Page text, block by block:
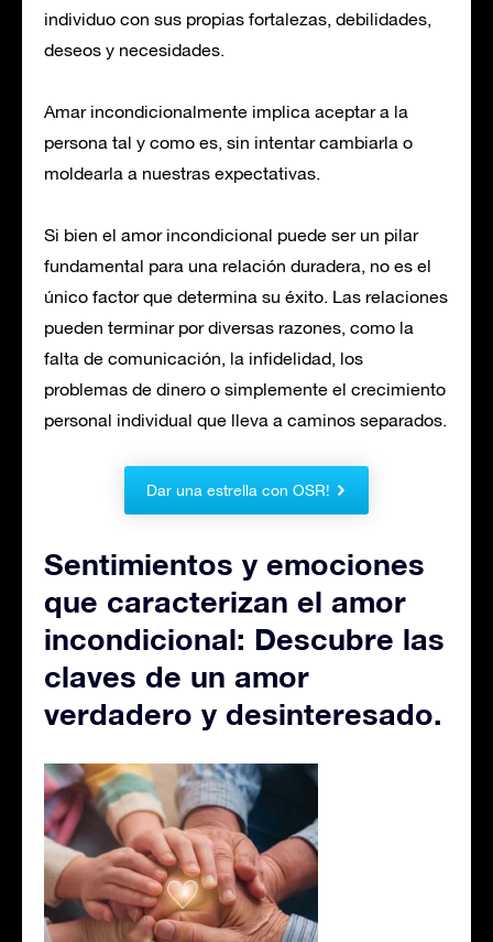
individuo con sus propias fortalezas, debilidades,
deseos y necesidades.
Amar incondicionalmente implica aceptar a la
persona tal y como es, sin intentar cambiarla o
moldearla a nuestras expectativas.
Si bien el amor incondicional puede ser un pilar
fundamental para una relación duradera, no es el
único factor que determina su éxito. Las relaciones
pueden terminar por diversas razones, como la
falta de comunicación, la infidelidad, los
problemas de dinero o simplemente el crecimiento
personal individual que lleva a caminos separados.
Dar una estrella con OSR!
Sentimientos y emociones
que caracterizan el amor
incondicional: Descubre las
claves de un amor
verdadero y desinteresado.